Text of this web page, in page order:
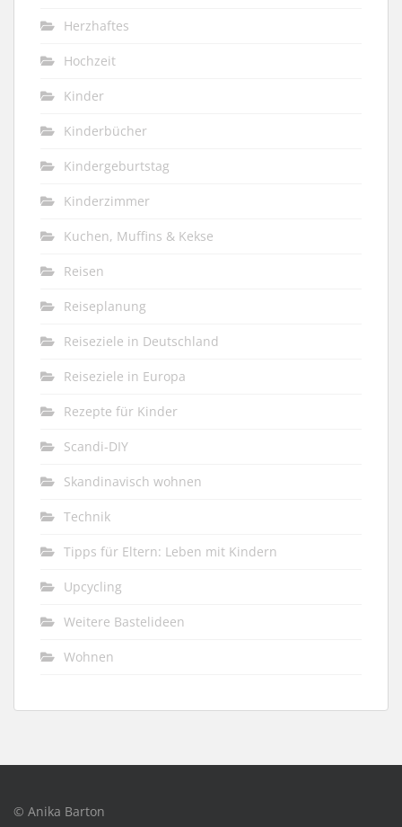
Herzhaftes
Hochzeit
Kinder
Kinderbücher
Kindergeburtstag
Kinderzimmer
Kuchen, Muffins & Kekse
Reisen
Reiseplanung
Reiseziele in Deutschland
Reiseziele in Europa
Rezepte für Kinder
Scandi-DIY
Skandinavisch wohnen
Technik
Tipps für Eltern: Leben mit Kindern
Upcycling
Weitere Bastelideen
Wohnen
© Anika Barton